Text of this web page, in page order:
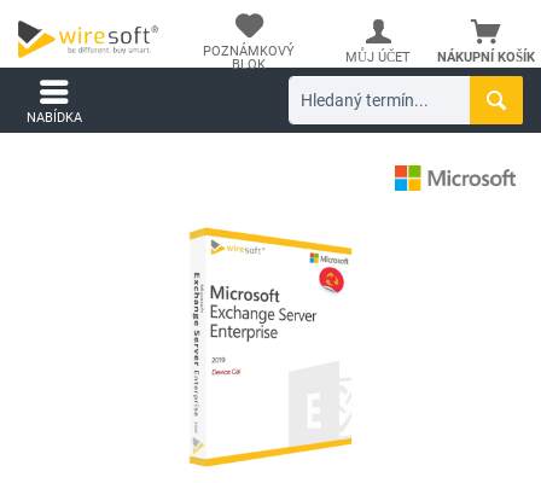
NÁKUPNÍ KOŠÍK
POZNÁMKOVÝ
BLOK
MŮJ ÚČET
NABÍDKA